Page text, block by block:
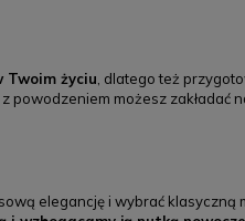
Twoim życiu , dlatego też
możesz
elegancję i wybrać